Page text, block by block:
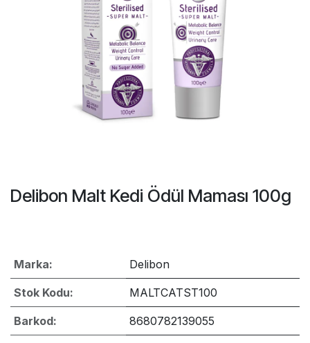
Delibon Malt Kedi Ödül Maması 100g
Marka: Delibon
Stok Kodu: MALTCATST100
Barkod: 8680782139055